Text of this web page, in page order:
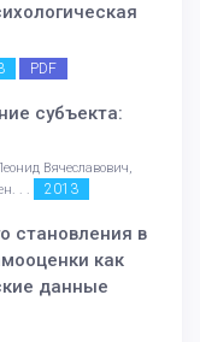
PDF
субъекта:
Вячеславович,
. .
2013
становления в
как
данные